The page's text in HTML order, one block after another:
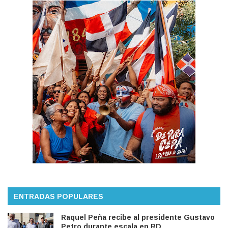
ENTRADAS POPULARES
Raquel Peña recibe al presidente Gustavo